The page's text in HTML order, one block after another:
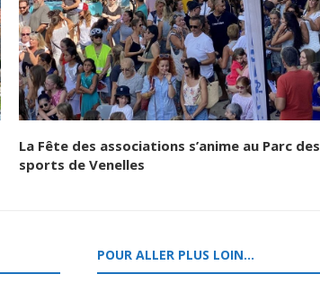
La Fête des associations s’anime au Parc des
sports de Venelles
POUR ALLER PLUS LOIN…